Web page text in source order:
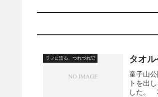
ラフに語る、つれづれ記 タオル
童子山
トを出
した。